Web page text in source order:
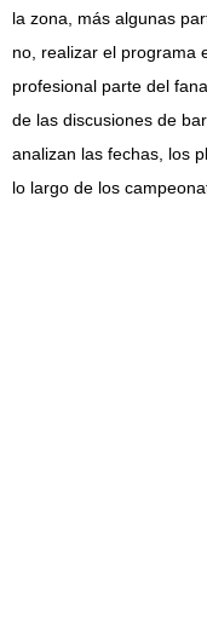
la zona, más algunas
no, realizar el programa
profesional parte del
de las discusiones de
analizan las fechas, los
lo largo de los